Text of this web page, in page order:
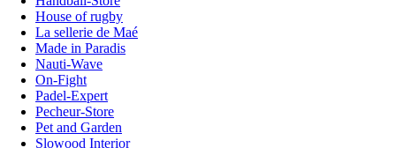
House of rugby
La sellerie de Maé
Made in Paradis
Nauti-Wave
On-Fight
Padel-Expert
Pecheur-Store
Pet and Garden
Slowood Interior